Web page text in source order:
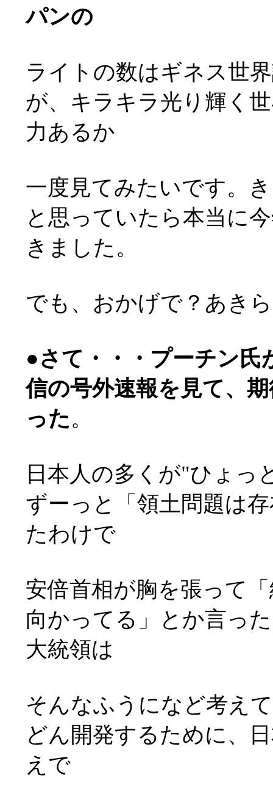
パンの
ライトの数はギネス世
が、キラキラ光り輝く
力あるか
一度見てみたいです。
と思っていたら本当に
きました。
でも、おかげで？あき
●さて・・・プーチン氏
信の号外速報を見て、
った。
日本人の多くが"ひょっ
ずーっと「領土問題は
たわけで
安倍首相が胸を張って
向かってる」とか言っ
大統領は
そんなふうになど考え
どん開発するために、
えで